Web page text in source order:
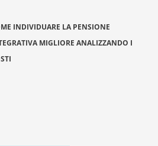
INDIVIDUARE LA PENSIONE
MIGLIORE ANALIZZANDO I